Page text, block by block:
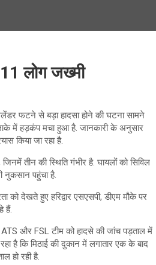
लोग जख्मी
फटने से बड़ा हादसा होने की घटना सामने
में हड़कंप मचा हुआ है. जानकारी के अनुसार
किया जा रहा है.
तीन की स्थिति गंभीर है. घायलों को सिविल
नुकसान पहुंचा है.
को देखते हुए हरिद्वार एसएसपी, डीएम मौके पर
हैं.
और FSL टीम को हादसे की जांच पड़ताल में
है कि मिठाई की दुकान में लगातार एक के बाद
हो रही है.